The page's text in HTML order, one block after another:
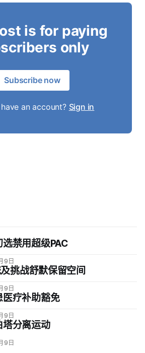
is for paying
only
Subscribe now
an account? Sign in
禁用超级PAC
9日
挑战舒默保留空间
9日
疗补助豁免
9日
分离运动
9日